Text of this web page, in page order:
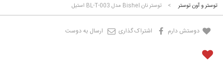
توستر و آون توستر
> توستر نان Bishel مدل BL-T-003 استیل
دوستش دارم اشتراک گذاری ارسال به دوست